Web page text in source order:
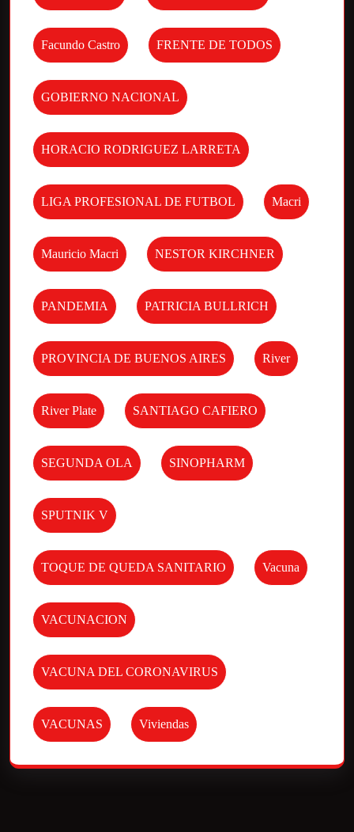
Facundo Castro FRENTE DE TODOS
GOBIERNO NACIONAL
HORACIO RODRIGUEZ LARRETA
LIGA PROFESIONAL DE FUTBOL Macri
Mauricio Macri NESTOR KIRCHNER
PANDEMIA PATRICIA BULLRICH
PROVINCIA DE BUENOS AIRES River
River Plate SANTIAGO CAFIERO
SEGUNDA OLA SINOPHARM
SPUTNIK V
TOQUE DE QUEDA SANITARIO Vacuna
VACUNACION
VACUNA DEL CORONAVIRUS
VACUNAS Viviendas